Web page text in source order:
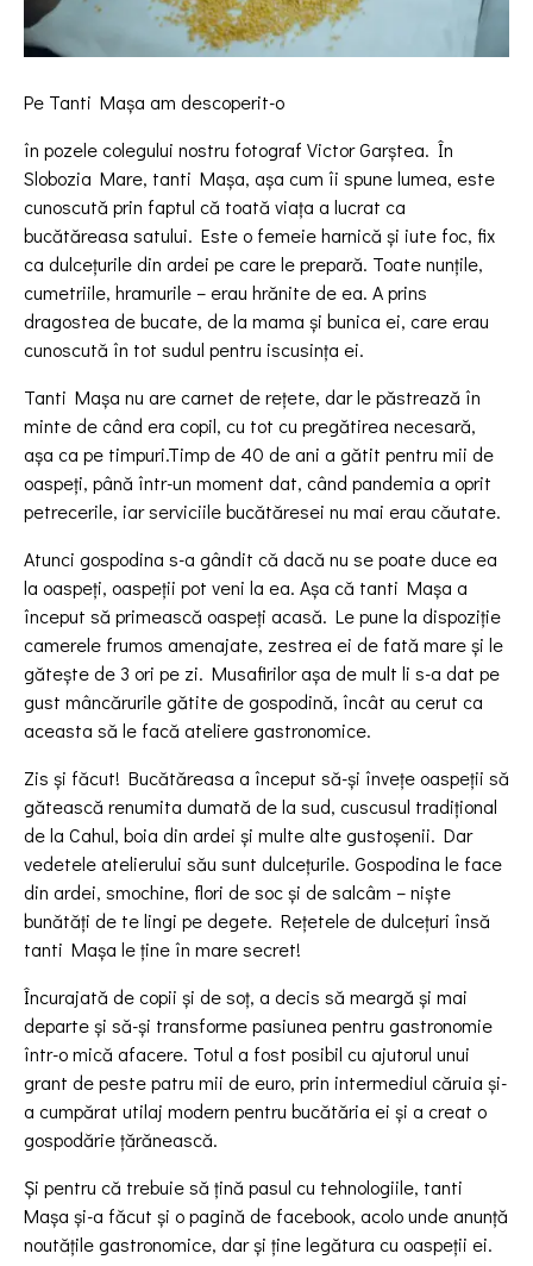
Pe Tanti Mașa am descoperit-o
în pozele colegului nostru fotograf Victor Garștea. În
Slobozia Mare, tanti Mașa, așa cum îi spune lumea, este
cunoscută prin faptul că toată viața a lucrat ca
bucătăreasa satului. Este o femeie harnică și iute foc, fix
ca dulcețurile din ardei pe care le prepară. Toate nunțile,
cumetriile, hramurile – erau hrănite de ea. A prins
dragostea de bucate, de la mama și bunica ei, care erau
cunoscută în tot sudul pentru iscusința ei.
Tanti Mașa nu are carnet de rețete, dar le păstrează în
minte de când era copil, cu tot cu pregătirea necesară,
așa ca pe timpuri.Timp de 40 de ani a gătit pentru mii de
oaspeți, până într-un moment dat, când pandemia a oprit
petrecerile, iar serviciile bucătăresei nu mai erau căutate.
Atunci gospodina s-a gândit că dacă nu se poate duce ea
la oaspeți, oaspeții pot veni la ea. Așa că tanti Mașa a
început să primească oaspeți acasă. Le pune la dispoziție
camerele frumos amenajate, zestrea ei de fată mare și le
gătește de 3 ori pe zi. Musafirilor așa de mult li s-a dat pe
gust mâncărurile gătite de gospodină, încât au cerut ca
aceasta să le facă ateliere gastronomice.
Zis și făcut! Bucătăreasa a început să-și învețe oaspeții să
gătească renumita dumată de la sud, cuscusul tradițional
de la Cahul, boia din ardei și multe alte gustoșenii. Dar
vedetele atelierului său sunt dulcețurile. Gospodina le face
din ardei, smochine, flori de soc și de salcâm – niște
bunătăți de te lingi pe degete. Rețetele de dulcețuri însă
tanti Mașa le ține în mare secret!
Încurajată de copii şi de soţ, a decis să meargă și mai
departe și să-și transforme pasiunea pentru gastronomie
într-o mică afacere. Totul a fost posibil cu ajutorul unui
grant de peste patru mii de euro, prin intermediul căruia și-
a cumpărat utilaj modern pentru bucătăria ei și a creat o
gospodărie țărănească.
Și pentru că trebuie să țină pasul cu tehnologiile, tanti
Mașa și-a făcut și o pagină de facebook, acolo unde anunță
noutățile gastronomice, dar și ține legătura cu oaspeții ei.